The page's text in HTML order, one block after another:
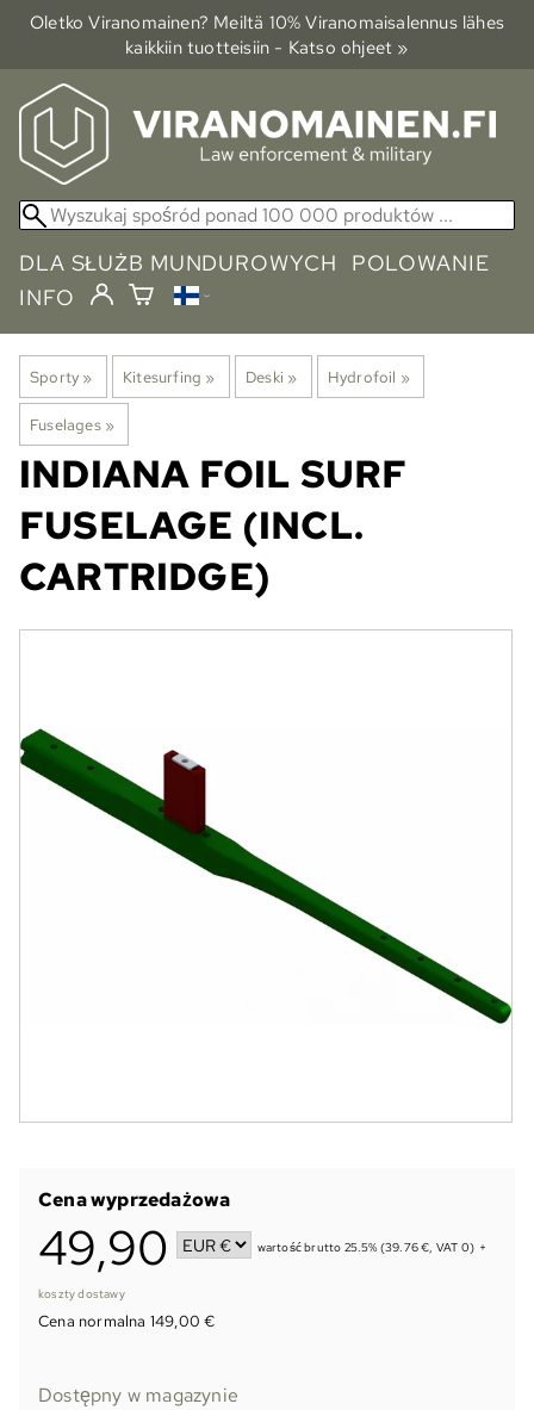
Oletko Viranomainen? Meiltä 10% Viranomais­alennus lähes
kaikkiin tuotteisiin - Katso ohjeet »
DLA SŁUŻB MUNDUROWYCH
POLOWANIE
INFO
Sporty ‪» Kitesurfing ‪» Deski ‪» Hydrofoil ‪»
Fuselages ‪»
INDIANA FOIL SURF
FUSELAGE (INCL.
CARTRIDGE)
Cena wyprzedażowa
49,90 wartość brutto 25.5% (39.76 €, VAT 0) +
koszty dostawy
Cena normalna 149,00 €
Dostępny w magazynie